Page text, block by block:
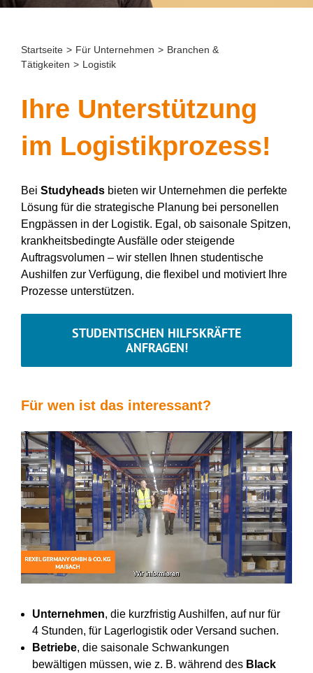
Startseite > Für Unternehmen > Branchen &
Tätigkeiten > Logistik
Ihre Unterstützung
im Logistikprozess!
Bei Studyheads bieten wir Unternehmen die perfekte
Lösung für die strategische Planung bei personellen
Engpässen in der Logistik. Egal, ob saisonale Spitzen,
krankheitsbedingte Ausfälle oder steigende
Auftragsvolumen – wir stellen Ihnen studentische
Aushilfen zur Verfügung, die flexibel und motiviert Ihre
Prozesse unterstützen.
STUDENTISCHEN HILFSKRÄFTE
ANFRAGEN!
Für wen ist das interessant?
Unternehmen, die kurzfristig Aushilfen, auf nur für
4 Stunden, für Lagerlogistik oder Versand suchen.
Betriebe, die saisonale Schwankungen
bewältigen müssen, wie z. B. während des Black